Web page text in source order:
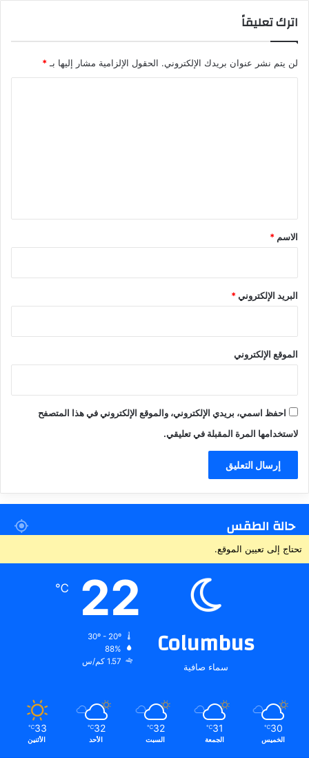
اترك تعليقاً
لن يتم نشر عنوان بريدك الإلكتروني. الحقول الإلزامية مشار إليها بـ *
*
الاسم *
البريد الإلكتروني*
الموقع الإلكتروني
احفظ اسمي، بريدي الإلكتروني، والموقع الإلكتروني في هذا المتصفح
لاستخدامها المرة المقبلة في تعليقي.
حالة الطقس
تحتاج إلى تعيين الموقع.
Columbus
سماء صافية
22
℃
88%
1.57 كم/س
30
℃
الخميس
31
℃
الجمعة
32
℃
السبت
32
℃
الأحد
33
℃
الأثنين